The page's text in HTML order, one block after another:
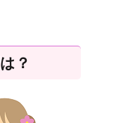
？